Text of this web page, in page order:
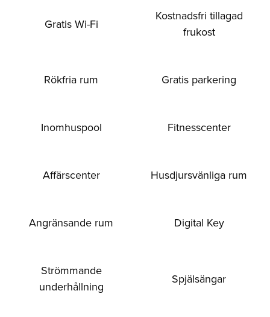
Gratis Wi-Fi
Kostnadsfri tillagad
frukost
Rökfria rum Gratis parkering
Inomhuspool Fitnesscenter
Affärscenter Husdjursvänliga rum
Angränsande rum Digital Key
Strömmande
underhållning
Spjälsängar